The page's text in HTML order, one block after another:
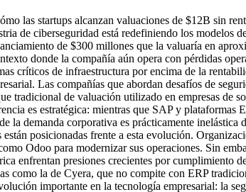
las startups alcanzan valuaciones de $12B sin
de ciberseguridad está redefiniendo los modelos
de $300 millones que la valuaría en
donde la compañía aún opera con pérdidas
críticos de infraestructura por encima de la
Las compañías que abordan desafíos de
tradicional de valuación utilizado en empresas
es estratégica: mientras que SAP y plataformas
la demanda corporativa es prácticamente
están posicionadas frente a esta evolución.
Odoo para modernizar sus operaciones. Sin
enfrentan presiones crecientes por cumplimiento
como la de Cyera, que no compite con ERP
importante en la tecnología empresarial: la